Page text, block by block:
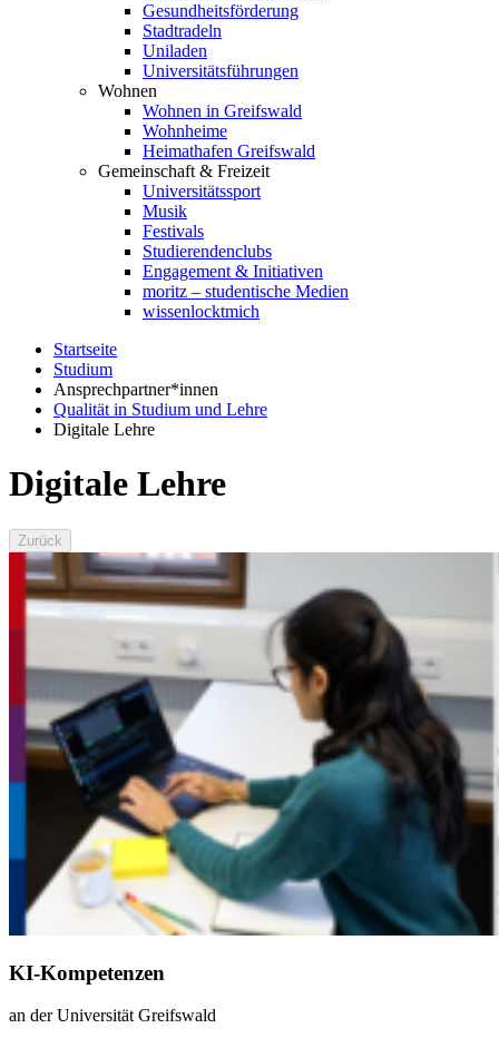
Gesundheitsförderung
Stadtradeln
Uniladen
Universitätsführungen
Wohnen
Wohnen in Greifswald
Wohnheime
Heimathafen Greifswald
Gemeinschaft & Freizeit
Universitätssport
Musik
Festivals
Studierendenclubs
Engagement & Initiativen
moritz – studentische Medien
wissenlocktmich
Startseite
Studium
Ansprechpartner*innen
Qualität in Studium und Lehre
Digitale Lehre
Digitale Lehre
Zurück
KI-Kompetenzen
an der Universität Greifswald